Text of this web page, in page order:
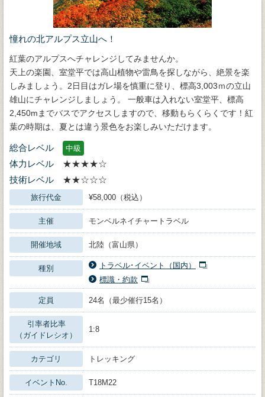
憧れの北アルプス立山へ！
紅葉のアルプスへチャレンジしてみませんか。
天上の楽園、室堂平では高山植物や雷鳥を探しながら、絶景を楽
しみましょう。2日目はガレ場を慎重に登り、標高3,003ｍの立山
雄山にチャレンジしましょう。 一般車は入れない室堂平、標高
2,450mまでバスでアクセスしますので、移動もらくらくです！紅
葉の時期は、夏とは違う景色をお楽しみいただけます。
総合レベル 中級
体力レベル
★★★★☆
技術レベル
★★☆☆☆
旅行代金 ¥58,000（税込）
主催 モンベルネイチャートラベル
開催地域 北陸（富山県）
種別
トラベル･イベント（国内）
標識・約款
定員 24名（最少催行15名）
引率者比率
（ガイドレシオ）
1:8
カテゴリ トレッキング
イベントNo. T18M22